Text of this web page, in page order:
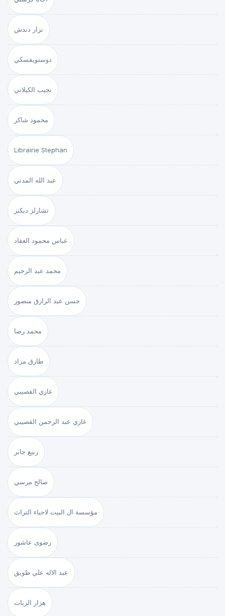
نزار دندش
دوستويفسكي
نجيب الكيلاني
محمود شاكر
Librairie Stephan
عبد الله المدني
تشارلز ديكنز
عباس محمود العقاد
محمد عبد الرحيم
حسن عبد الرازق منصور
محمد رضا
طارق مراد
غازي القصيبي
غازي عبد الرحمن القصيبي
ربيع جابر
صالح مرسي
مؤسسة ال البيت لاحياء التراث
رضوى عاشور
عبد الاله علي طويق
هزار الزيات